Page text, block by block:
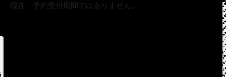
現在、予約受付期間ではありません。